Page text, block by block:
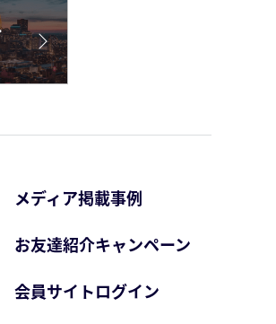
メディア掲載事例
お友達紹介キャンペーン
会員サイトログイン